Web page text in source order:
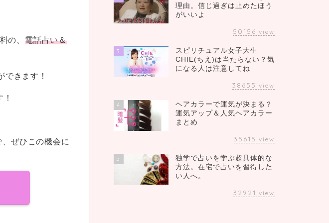
の、電話占い＆
きます！
ぜひこの機会に
理由。信じ過ぎは止めたほう
がいいよ
50156 view
3
スピリチュアル女子大生
CHIE(ちえ)は当たらない？気
になる人は注意してね
38655 view
4
ヘアカラーで運気が決まる？
運気アップ＆人気ヘアカラー
まとめ
35615 view
5
独学で占いを学ぶ超具体的な
方法。在宅で占いを習得した
い人へ。
32921 view